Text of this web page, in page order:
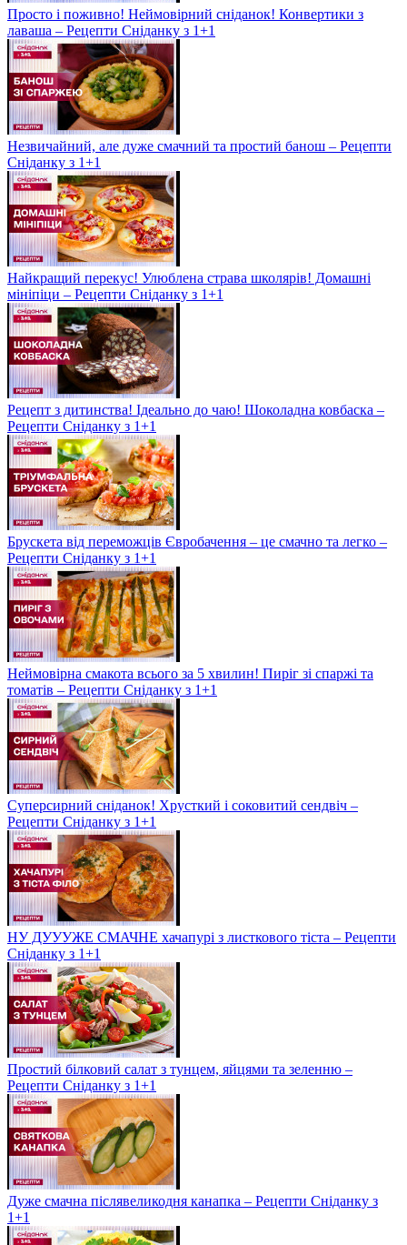
Просто і поживно! Неймовірний сніданок! Конвертики з
лаваша – Рецепти Сніданку з 1+1
Незвичайний, але дуже смачний та простий банош – Рецепти
Сніданку з 1+1
Найкращий перекус! Улюблена страва школярів! Домашні
мініпіци – Рецепти Сніданку з 1+1
Рецепт з дитинства! Ідеально до чаю! Шоколадна ковбаска –
Рецепти Сніданку з 1+1
Брускета від переможців Євробачення – це смачно та легко –
Рецепти Сніданку з 1+1
Неймовірна смакота всього за 5 хвилин! Пиріг зі спаржі та
томатів – Рецепти Сніданку з 1+1
Суперсирний сніданок! Хрусткий і соковитий сендвіч –
Рецепти Сніданку з 1+1
НУ ДУУУЖЕ СМАЧНЕ хачапурі з листкового тіста – Рецепти
Сніданку з 1+1
Простий білковий салат з тунцем, яйцями та зеленню –
Рецепти Сніданку з 1+1
Дуже смачна післявеликодня канапка – Рецепти Сніданку з
1+1